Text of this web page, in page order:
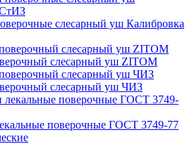
слесарный уш Калибровка
слесарный уш ZITOM
слесарный уш ЧИЗ
поверочные ГОСТ 3749-77